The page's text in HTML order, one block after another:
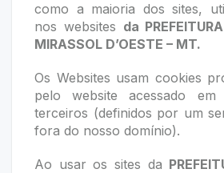
como a maioria dos sites,
nos websites da
MIRASSOL D’OESTE – MT.
Os Websites usam cookies
pelo website acessado
terceiros (definidos por um
fora do nosso domínio).
Ao usar os sites da